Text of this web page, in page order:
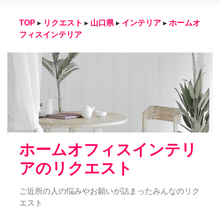
TOP ▸ リクエスト ▸ 山口県 ▸ インテリア ▸ ホームオ
フィスインテリア
ホームオフィスインテリ
アのリクエスト
ご近所の人の悩みやお願いが詰まったみんなのリク
エスト